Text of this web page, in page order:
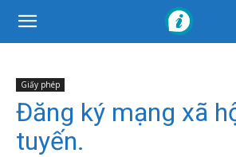
Giấy phép
Đăng ký mạng xã
tuyến.